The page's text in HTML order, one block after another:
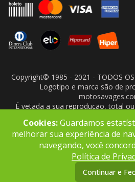
Copyright© 1985 - 2021 - TODOS OS
Logotipo e marca são de
É vetada a sua reprodução, total
- CNPJ:
Cookies:Guardamos
melhorar sua experiência de
navegando, você
Política de
Continuar e